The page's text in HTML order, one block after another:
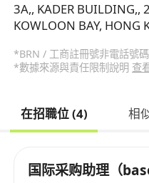
3A,, KADER BUILDING,,
KOWLOON BAY, HONG
*BRN / 工商註冊號非電話號
*數據來源與責任限制說明 查
在招職位 (4) 相
国际采购助理（